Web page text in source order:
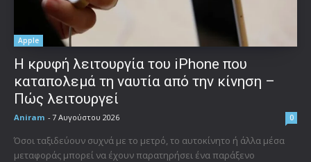
Apple
Η κρυφή λειτουργία του iPhone που
καταπολεμά τη ναυτία από την κίνηση –
Πώς λειτουργεί
Aniram - 7 Αυγούστου 2026 0
Όσοι ταξιδεύουν συχνά με το μετρό, το αυτοκίνητο ή άλλα μέσα
μεταφοράς μπορεί να έχουν παρατηρήσει ένα παράξενο